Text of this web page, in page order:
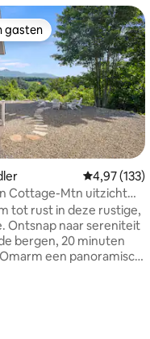
gasten
gasten
4,97 (133)
Cottage-Mtn uitzicht
tot rust in deze rustige,
Ontsnap naar sereniteit
bergen, 20 minuten
een panoramisch